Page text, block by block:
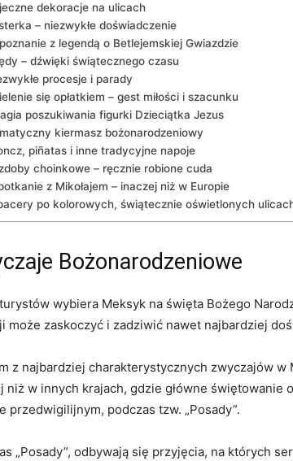
dekoracje na ulicach
– niezwykłe doświadczenie
z legendą o Betlejemskiej Gwiazdzie
– dźwięki świątecznego czasu
procesje i parady
się opłatkiem – gest miłości i szacunku
poszukiwania figurki Dzieciątka Jezus
kiermasz bożonarodzeniowy
piñatas i inne tradycyjne napoje
choinkowe – ręcznie robione cuda
z Mikołajem – inaczej niż w Europie
po kolorowych, świątecznie oświetlonych
Bożonarodzeniowe
wybiera Meksyk na święta Bożego
może zaskoczyć i zadziwić nawet najbardziej
z najbardziej charakterystycznych zwyczajów
niż w innych krajach, gdzie główne
przedwigilijnym, podczas tzw. „Posady”.
„Posady”, odbywają się przyjęcia, na których